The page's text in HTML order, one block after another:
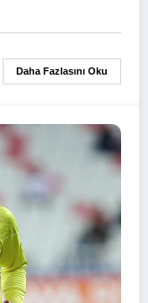
Daha Fazlasını Oku